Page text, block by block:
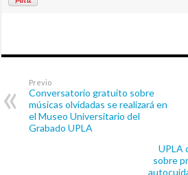
Previo
Conversatorio gratuito sobre
músicas olvidadas se realizará en
el Museo Universitario del
Grabado UPLA
UPLA
sobre